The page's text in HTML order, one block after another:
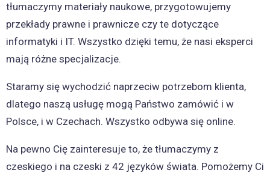
tłumaczymy materiały naukowe, przygotowujemy
przekłady prawne i prawnicze czy te dotyczące
informatyki i IT. Wszystko dzięki temu, że nasi eksperci
mają różne specjalizacje.
Staramy się wychodzić naprzeciw potrzebom klienta,
dlatego naszą usługę mogą Państwo zamówić i w
Polsce, i w Czechach. Wszystko odbywa się online.
Na pewno Cię zainteresuje to, że tłumaczymy z
czeskiego i na czeski z 42 języków świata. Pomożemy Ci